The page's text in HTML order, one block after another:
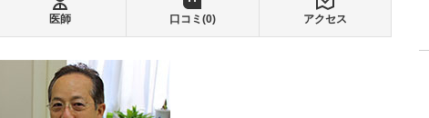
医師 口コミ(0) アクセス